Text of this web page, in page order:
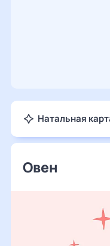
Натальная
Овен